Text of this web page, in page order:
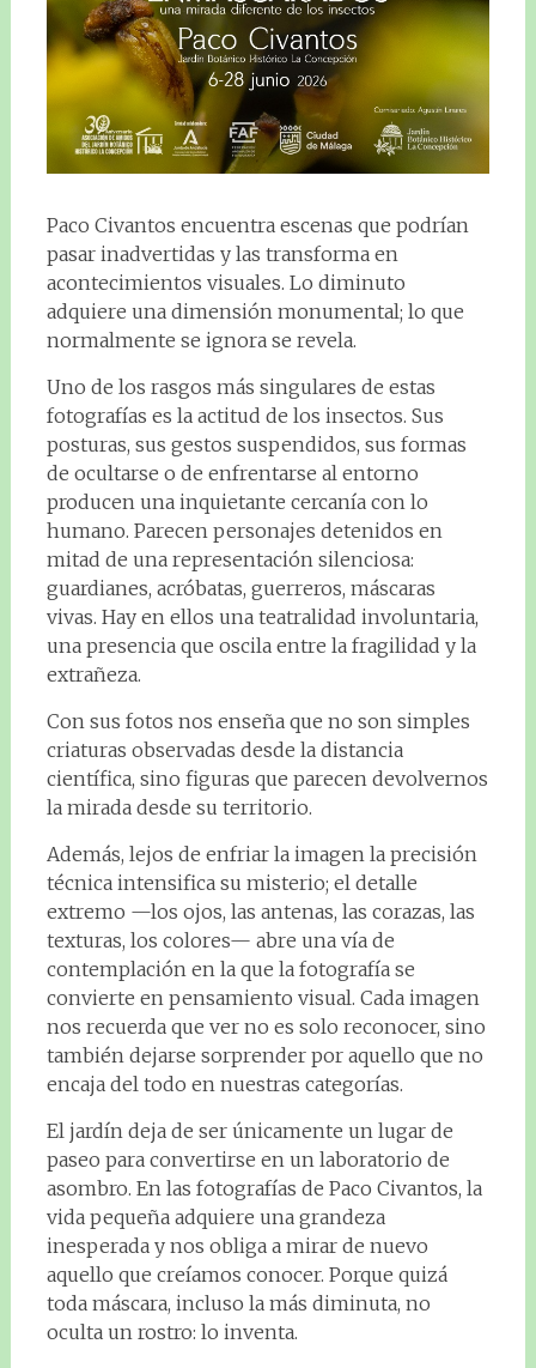
Paco Civantos encuentra escenas que podrían
pasar inadvertidas y las transforma en
acontecimientos visuales. Lo diminuto
adquiere una dimensión monumental; lo que
normalmente se ignora se revela.
Uno de los rasgos más singulares de estas
fotografías es la actitud de los insectos. Sus
posturas, sus gestos suspendidos, sus formas
de ocultarse o de enfrentarse al entorno
producen una inquietante cercanía con lo
humano. Parecen personajes detenidos en
mitad de una representación silenciosa:
guardianes, acróbatas, guerreros, máscaras
vivas. Hay en ellos una teatralidad involuntaria,
una presencia que oscila entre la fragilidad y la
extrañeza.
Con sus fotos nos enseña que no son simples
criaturas observadas desde la distancia
científica, sino figuras que parecen devolvernos
la mirada desde su territorio.
Además, lejos de enfriar la imagen la precisión
técnica intensifica su misterio; el detalle
extremo —los ojos, las antenas, las corazas, las
texturas, los colores— abre una vía de
contemplación en la que la fotografía se
convierte en pensamiento visual. Cada imagen
nos recuerda que ver no es solo reconocer, sino
también dejarse sorprender por aquello que no
encaja del todo en nuestras categorías.
El jardín deja de ser únicamente un lugar de
paseo para convertirse en un laboratorio de
asombro. En las fotografías de Paco Civantos, la
vida pequeña adquiere una grandeza
inesperada y nos obliga a mirar de nuevo
aquello que creíamos conocer. Porque quizá
toda máscara, incluso la más diminuta, no
oculta un rostro: lo inventa.